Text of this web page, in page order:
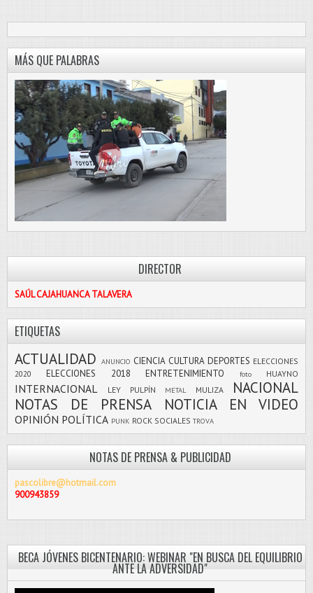
MÁS QUE PALABRAS
DIRECTOR
SAÚL CAJAHUANCA TALAVERA
ETIQUETAS
ACTUALIDAD ANUNCIO CIENCIA CULTURA DEPORTES ELECCIONES
2020
ELECCIONES 2018 ENTRETENIMIENTO foto HUAYNO
INTERNACIONAL LEY PULPÍN METAL MULIZA
NACIONAL
NOTAS DE PRENSA
NOTICIA EN VIDEO
OPINIÓN POLÍTICA PUNK ROCK SOCIALES TROVA
NOTAS DE PRENSA & PUBLICIDAD
pascolibre@hotmail.com
900943859
BECA JÓVENES BICENTENARIO: WEBINAR "EN BUSCA DEL EQUILIBRIO
ANTE LA ADVERSIDAD"